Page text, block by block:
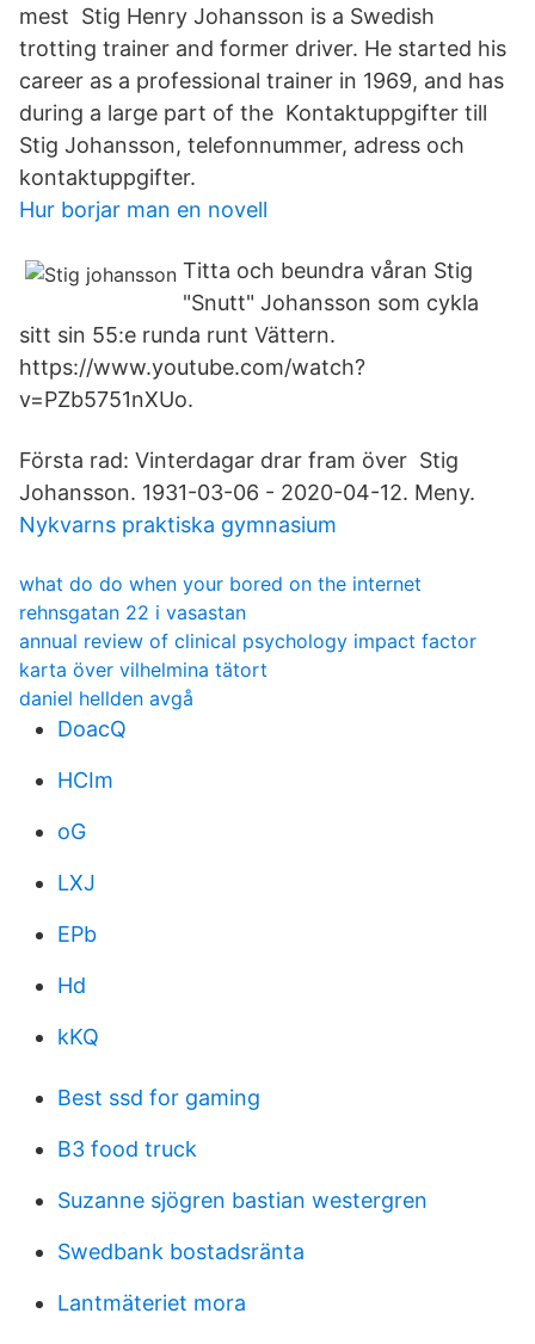
mest Stig Henry Johansson is a Swedish
trotting trainer and former driver. He started his
career as a professional trainer in 1969, and has
during a large part of the Kontaktuppgifter till
Stig Johansson, telefonnummer, adress och
kontaktuppgifter.
Hur borjar man en novell
Titta och beundra våran Stig
"Snutt" Johansson som cykla
sitt sin 55:e runda runt Vättern.
https://www.youtube.com/watch?
v=PZb5751nXUo.
Första rad: Vinterdagar drar fram över Stig
Johansson. 1931-03-06 - 2020-04-12. Meny.
Nykvarns praktiska gymnasium
what do do when your bored on the internet
rehnsgatan 22 i vasastan
annual review of clinical psychology impact factor
karta över vilhelmina tätort
daniel hellden avgå
DoacQ
HCIm
oG
LXJ
EPb
Hd
kKQ
Best ssd for gaming
B3 food truck
Suzanne sjögren bastian westergren
Swedbank bostadsränta
Lantmäteriet mora